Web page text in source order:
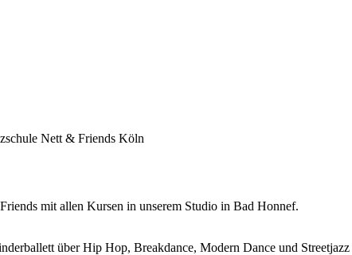
mit allen Kursen in unserem Studio in Bad Honnef.
überHip Hop, Breakdance, Modern Dance und Streetjazz